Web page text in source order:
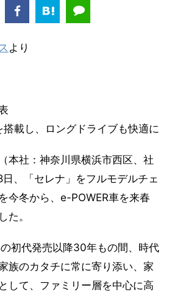
より
載し、ロングドライブも快適に
本社：神奈川県横浜市西区、社
、「セレナ」をフルモデルチェ
今冬から、e-POWER車を来春
た。
の初代発売以降30年もの間、時代
族のカタチに常に寄り添い、家
して、ファミリー層を中心に高